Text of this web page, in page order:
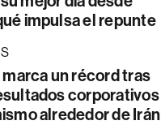
impulsa el repunte
un récord tras
corporativos
alrededor de Irán